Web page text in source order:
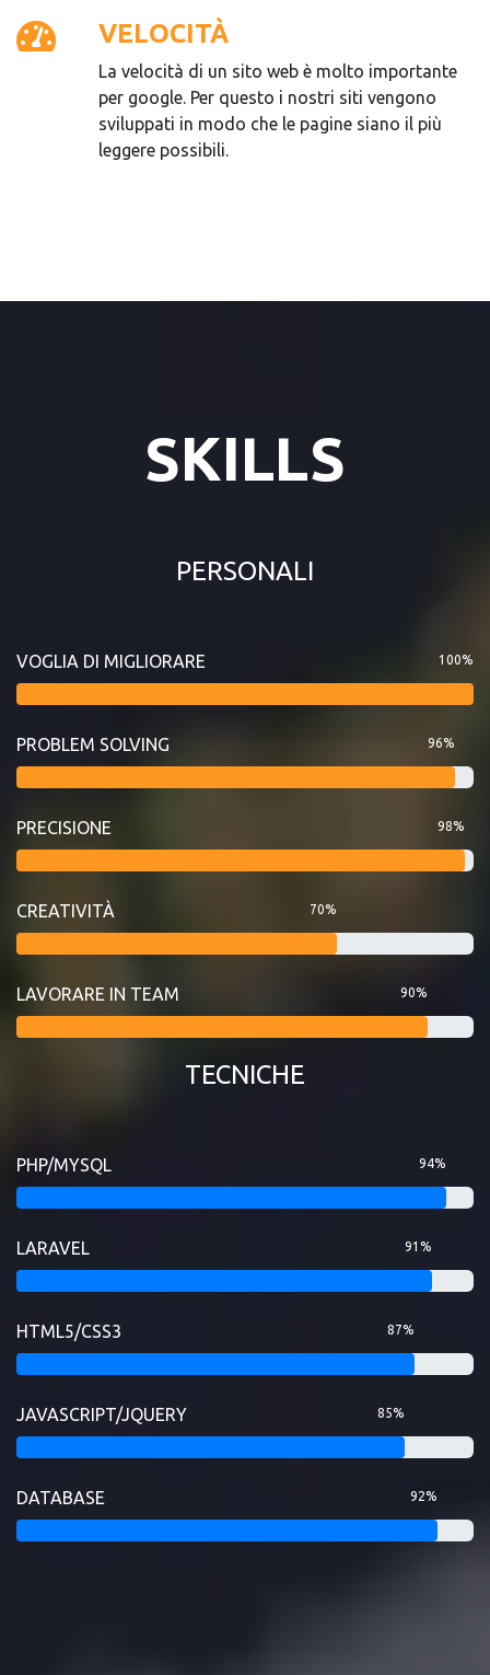
VELOCITÀ
La velocità di un sito web è molto importante
per google. Per questo i nostri siti vengono
sviluppati in modo che le pagine siano il più
leggere possibili.
SKILLS
PERSONALI
VOGLIA DI MIGLIORARE 100%
PROBLEM SOLVING 96%
PRECISIONE 98%
CREATIVITÀ 70%
LAVORARE IN TEAM 90%
TECNICHE
PHP/MYSQL 94%
LARAVEL 91%
HTML5/CSS3 87%
JAVASCRIPT/JQUERY 85%
DATABASE 92%